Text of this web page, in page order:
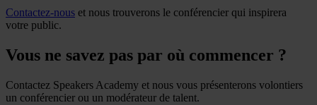
Contactez-nous et nous trouverons le conférencier qui inspirera
votre public.
Vous ne savez pas par où commencer ?
Contactez Speakers Academy et nous vous présenterons volontiers
un conférencier ou un modérateur de talent.